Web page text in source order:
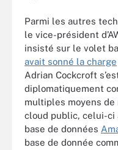
Parmi les autres
le vice-président
insisté sur le volet
avait sonné la charge
Adrian Cockcroft
diplomatiquement
multiples moyens
cloud public, celui-ci
base de données
base de donnée